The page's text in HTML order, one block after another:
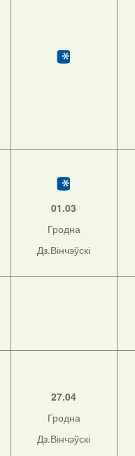
01.03
Гродна
Дз.Вінчэўскі
27.04
Гродна
Дз.Вінчэўскі